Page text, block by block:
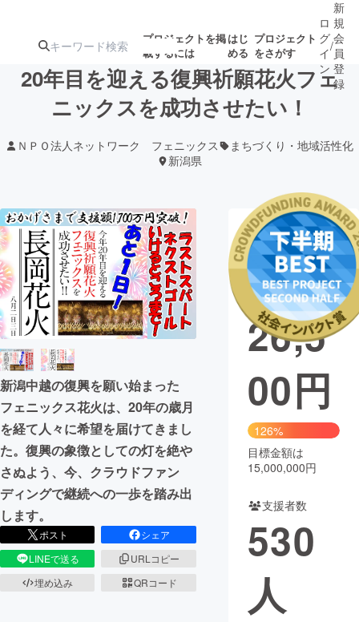
プロジェクトを掲
載するには
はじ
める
プロジェクト
をさがす
ジェクト
ターン
ジェクト
ロジェクト
もうすぐ公開
されます
アート・写真 音楽
テクノロジー・ガジェット ゲーム・サ
映像・映画 書籍・雑誌
チャレンジ
まちづくり・地域活性化
CAMPFIRE for Social Good
CAMPFIRE Creation
CAMPFIREふるさと納税
コミュニティ
ロ
グ
イ
ン
/
新
規
会
員
登
録
20年目を迎える復興祈願花火フェ
ニックスを成功させたい！
ＮＰＯ法人ネットワーク フェニックス
まちづくり・地域活性化
新潟県
新潟中越の復興を願い始まった
フェニックス花火は、20年の歳月
を経て人々に希望を届けてきまし
た。復興の象徴としての灯を絶や
さぬよう、今、クラウドファン
ディングで継続への一歩を踏み出
します。
ポスト
シェア
LINEで送る
URLコピー
埋め込み
QRコード
現在の支援総
額
18,9
26,5
00円
126%
目標金額は
15,000,000円
支援者数
530
人